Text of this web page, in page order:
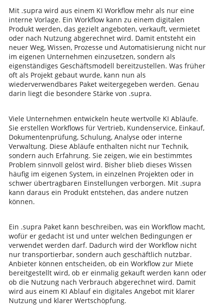
Mit .supra wird aus einem KI Workflow mehr als nur eine
interne Vorlage. Ein Workflow kann zu einem digitalen
Produkt werden, das gezielt angeboten, verkauft, vermietet
oder nach Nutzung abgerechnet wird. Damit entsteht ein
neuer Weg, Wissen, Prozesse und Automatisierung nicht nur
im eigenen Unternehmen einzusetzen, sondern als
eigenständiges Geschäftsmodell bereitzustellen. Was früher
oft als Projekt gebaut wurde, kann nun als
wiederverwendbares Paket weitergegeben werden. Genau
darin liegt die besondere Stärke von .supra.
Viele Unternehmen entwickeln heute wertvolle KI Abläufe.
Sie erstellen Workflows für Vertrieb, Kundenservice, Einkauf,
Dokumentenprüfung, Schulung, Analyse oder interne
Verwaltung. Diese Abläufe enthalten nicht nur Technik,
sondern auch Erfahrung. Sie zeigen, wie ein bestimmtes
Problem sinnvoll gelöst wird. Bisher blieb dieses Wissen
häufig im eigenen System, in einzelnen Projekten oder in
schwer übertragbaren Einstellungen verborgen. Mit .supra
kann daraus ein Produkt entstehen, das andere nutzen
können.
Ein .supra Paket kann beschreiben, was ein Workflow macht,
wofür er gedacht ist und unter welchen Bedingungen er
verwendet werden darf. Dadurch wird der Workflow nicht
nur transportierbar, sondern auch geschäftlich nutzbar.
Anbieter können entscheiden, ob ein Workflow zur Miete
bereitgestellt wird, ob er einmalig gekauft werden kann oder
ob die Nutzung nach Verbrauch abgerechnet wird. Damit
wird aus einem KI Ablauf ein digitales Angebot mit klarer
Nutzung und klarer Wertschöpfung.